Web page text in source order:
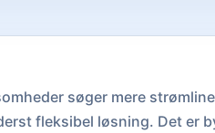
søger mere
fleksibel løsning. Det er